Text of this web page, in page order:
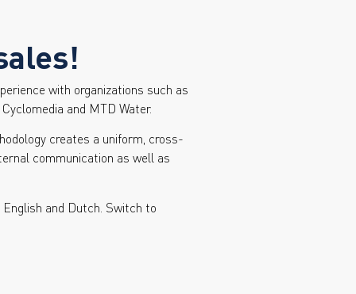
with organizations such as
and MTD Water.
creates a uniform, cross-
communication as well as
and Dutch. Switch to